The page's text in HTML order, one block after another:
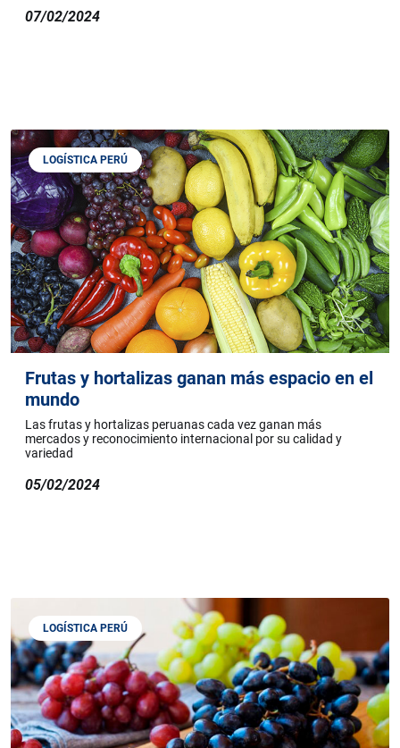
07/02/2024
LOGÍSTICA PERÚ
Frutas y hortalizas ganan más espacio en el
mundo
Las frutas y hortalizas peruanas cada vez ganan más
mercados y reconocimiento internacional por su calidad y
variedad
05/02/2024
LOGÍSTICA PERÚ